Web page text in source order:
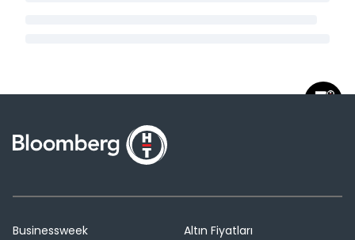
Businessweek
Altın Fiyatları